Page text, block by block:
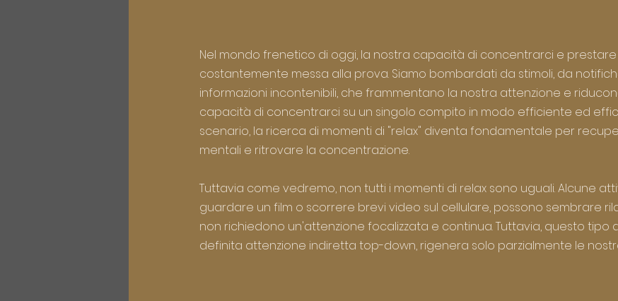
Nel mondo frenetico di oggi, la nostra capacità di concentrarci e
costantemente messa alla prova. Siamo bombardati da stimoli, da
informazioni incontenibili, che frammentano la nostra attenzione e
capacità di concentrarci su un singolo compito in modo efficiente ed
scenario, la ricerca di momenti di "relax" diventa fondamentale per
mentali e ritrovare la concentrazione.
Tuttavia come vedremo, non tutti i momenti di relax sono uguali. Alcune
guardare un film o scorrere brevi video sul cellulare, possono sembrare
non richiedono un'attenzione focalizzata e continua. Tuttavia, questo tipo
definita attenzione indiretta top-down, rigenera solo parzialmente le